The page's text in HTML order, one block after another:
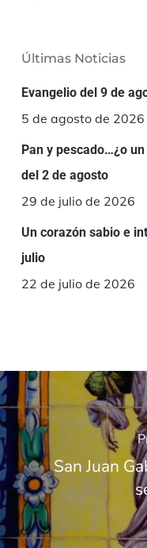
Últimas Noticias
Evangelio del 9 de
5 de agosto de 2026
Pan y pescado…¿o
del 2 de agosto
29 de julio de 2026
Un corazón sabio e
julio
22 de julio de 2026
San Juan